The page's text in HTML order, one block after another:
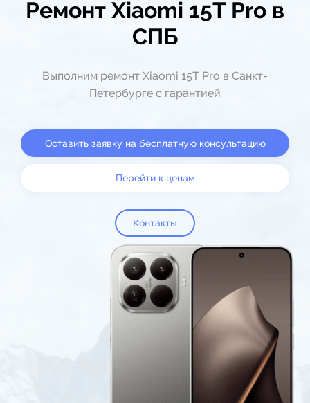
Ремонт Xiaomi 15T Pro в
СПБ
Выполним ремонт Xiaomi 15T Pro в Санкт-
Петербурге с гарантией
Оставить заявку на бесплатную консультацию
Перейти к ценам
Контакты